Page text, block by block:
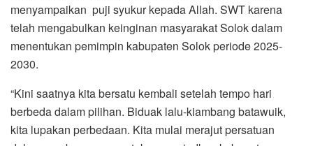
menyampaikan puji syukur kepada Allah. SWT karena
telah mengabulkan keinginan masyarakat Solok dalam
menentukan pemimpin kabupaten Solok periode 2025-
2030.
“Kini saatnya kita bersatu kembali setelah tempo hari
berbeda dalam pilihan. Biduak lalu-kiambang batawuik,
kita lupakan perbedaan. Kita mulai merajut persatuan